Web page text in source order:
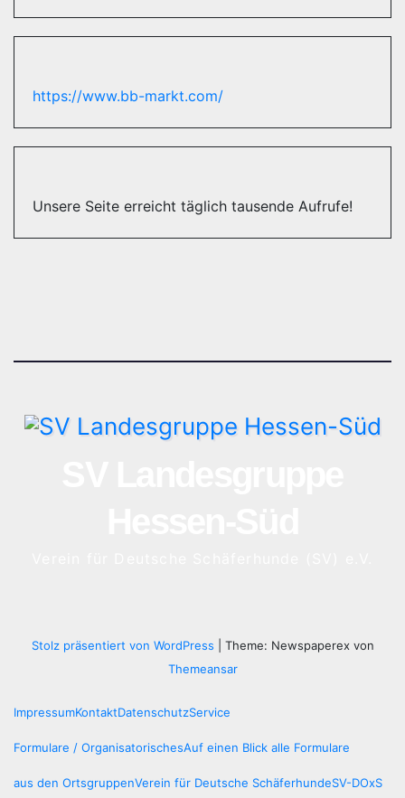
https://www.bb-markt.com/
Unsere Seite erreicht täglich tausende Aufrufe!
Stolz präsentiert von WordPress
Theme: Newspaperex von
Themeansar
ImpressumKontaktDatenschutzService
Formulare / OrganisatorischesAuf einen Blick alle Formulare
aus den OrtsgruppenVerein für Deutsche SchäferhundeSV-DOxS